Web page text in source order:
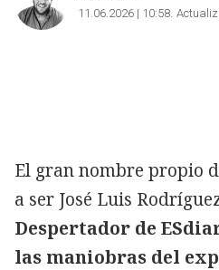
11.06.2026 | 10:58
El gran nombre propio
a ser José Luis
Despertador de
las maniobras del